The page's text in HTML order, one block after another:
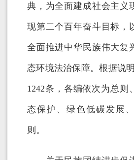
典，为全面建成社会主义
现第二个百年奋斗目标，
全面推进中华民族伟大复
态环境法治保障。根据说
1242条，各编依次为总则
态保护、绿色低碳发展
则。